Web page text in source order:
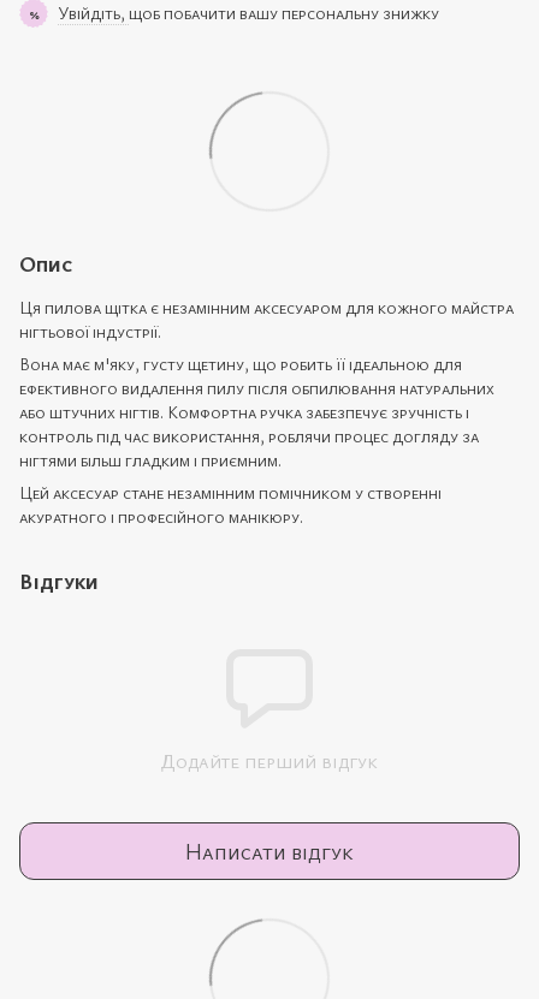
% Увійдіть, щоб побачити вашу персональну знижку
Опис
Ця пилова щітка є незамінним аксесуаром для кожного майстра
нігтьової індустрії.
Вона має м'яку, густу щетину, що робить її ідеальною для
ефективного видалення пилу після обпилювання натуральних
або штучних нігтів. Комфортна ручка забезпечує зручність і
контроль під час використання, роблячи процес догляду за
нігтями більш гладким і приємним.
Цей аксесуар стане незамінним помічником у створенні
акуратного і професійного манікюру.
Відгуки
Додайте перший відгук
Написати відгук